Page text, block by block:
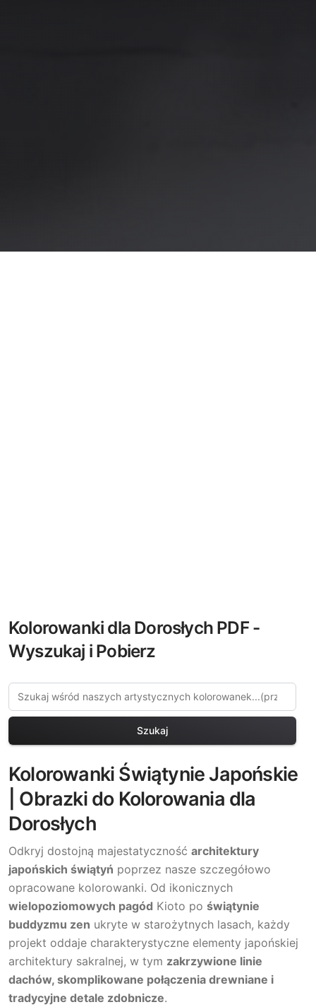
Kolorowanki dla Dorosłych PDF -
Wyszukaj i Pobierz
Szukaj
Kolorowanki Świątynie Japońskie
| Obrazki do Kolorowania dla
Dorosłych
Odkryj dostojną majestatyczność architektury
japońskich świątyń poprzez nasze szczegółowo
opracowane kolorowanki. Od ikonicznych
wielopoziomowych pagód Kioto po świątynie
buddyzmu zen ukryte w starożytnych lasach, każdy
projekt oddaje charakterystyczne elementy japońskiej
architektury sakralnej, w tym zakrzywione linie
dachów, skomplikowane połączenia drewniane i
tradycyjne detale zdobnicze.